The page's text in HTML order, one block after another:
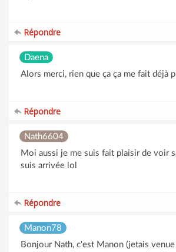
Répondre
Daena
Alors merci, rien que ça ça me fait déjà
Répondre
Nath6604
Moi aussi je me suis fait plaisir de voir
suis arrivée lol
Répondre
Manon78
Bonjour Nath, c'est Manon (jetais